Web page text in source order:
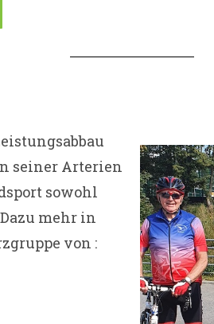
seiner Arterien
sowohl
Dazu mehr in
von :